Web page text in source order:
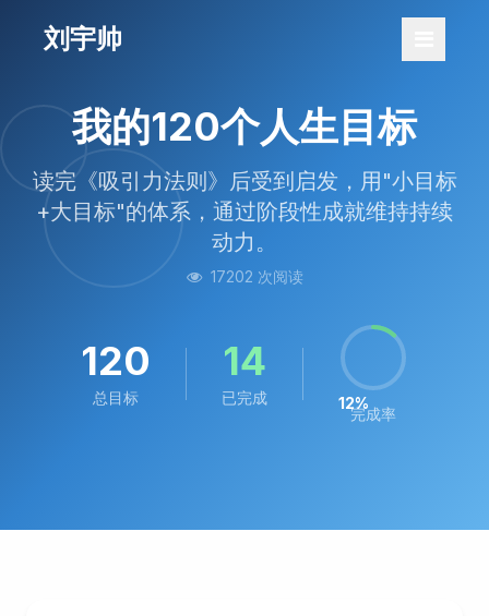
刘宇帅
我的120个人生目标
读完《吸引力法则》后受到启发，用"小目标
+大目标"的体系，通过阶段性成就维持持续
动力。
17202 次阅读
120
总目标
14
已完成 12%
完成率